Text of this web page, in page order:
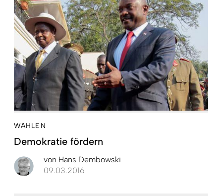
WAHLEN
Demokratie fördern
von Hans Dembowski
09.03.2016